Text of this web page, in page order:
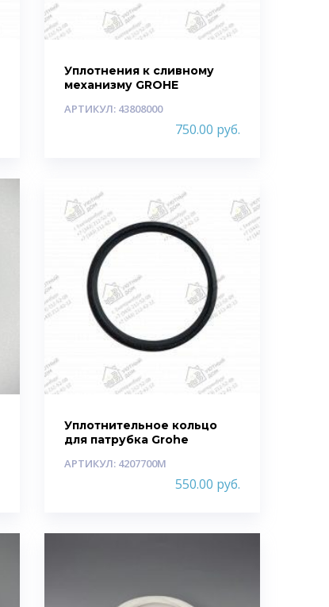
Уплотнения к сливному
механизму GROHE
АРТИКУЛ: 43808000
750.00 руб.
Уплотнительное кольцо
для патрубка Grohe
АРТИКУЛ: 4207700M
550.00 руб.